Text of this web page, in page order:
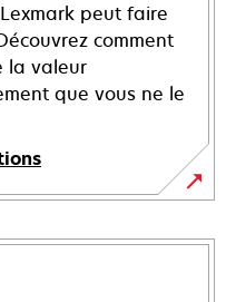
peut faire
comment
la valeur
que vous ne le